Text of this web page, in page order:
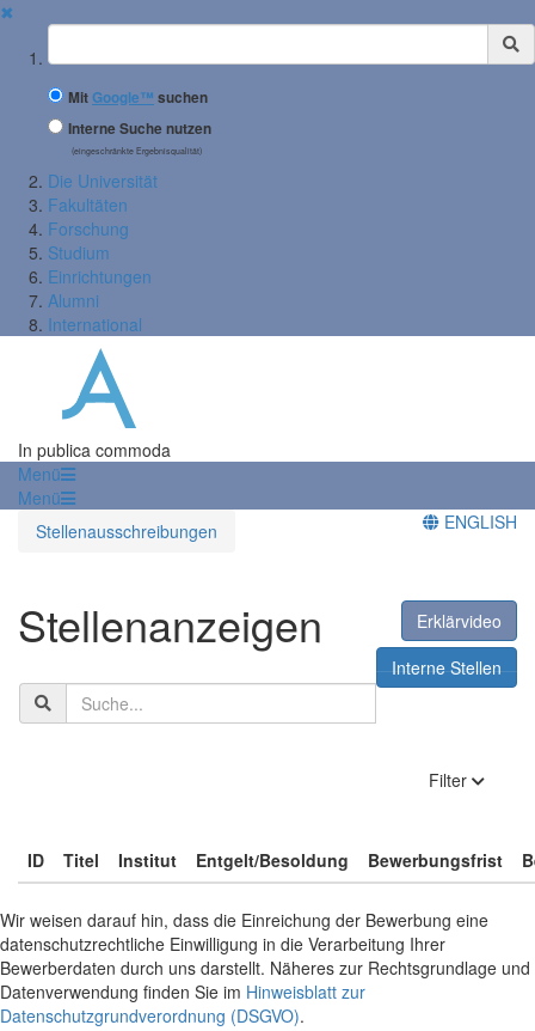
✖
Suchbegriff
MitGoogle™ suchen
Interne Suche nutzen
(eingeschränkte Ergebnisqualität)
Die Universität
Fakultäten
Forschung
Studium
Einrichtungen
Alumni
International
In publica commoda
Menü
Menü
Stellenausschreibungen
ENGLISH
Stellenanzeigen
Erklärvideo
Interne Stellen
Suchbegriff
Filter
ID Titel Institut Entgelt/Besoldung Bewerbungsfrist
Wir weisen darauf hin, dass die Einreichung der Bewerbung eine
datenschutzrechtliche Einwilligung in die Verarbeitung Ihrer
Bewerberdaten durch uns darstellt. Näheres zur Rechtsgrundlage und
Datenverwendung finden Sie im Hinweisblatt zur
Datenschutzgrundverordnung (DSGVO).